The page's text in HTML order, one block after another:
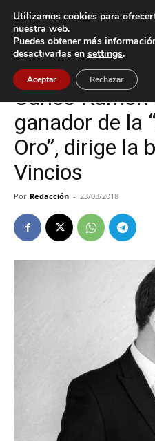
Inicio Cultura / Ocio
Cultura / Ocio Gondomar
Carlos Ramón
ganador de la
Oro”, dirige la
Vincios
Por Redacción - 23/03/2018
Utilizamos cookies para
nuestra web.
Puedes obtener más
desactivarlas en settings.
Aceptar Rechazar